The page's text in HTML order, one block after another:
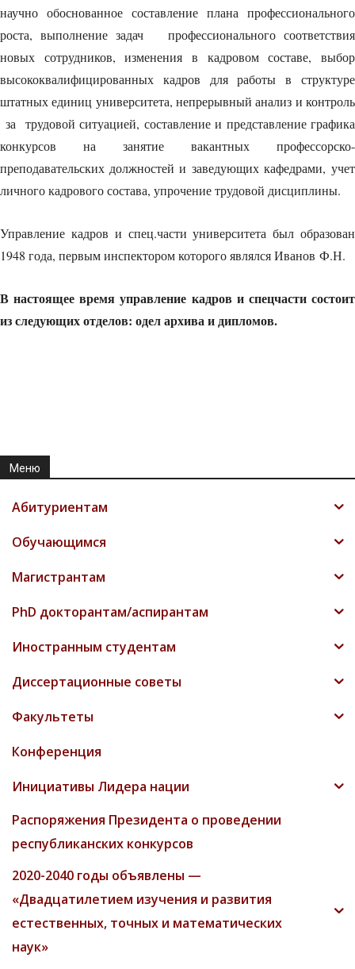
научно обоснованное составление плана профессионального
роста, выполнение задач профессионального соответствия
новых сотрудников, изменения в кадровом составе, выбор
высококвалифицированных кадров для работы в структуре
штатных единиц университета, непрерывный анализ и контроль
за трудовой ситуацией, составление и представление графика
конкурсов на занятие вакантных профессорско-
преподавательских должностей и заведующих кафедрами, учет
личного кадрового состава, упрочение трудовой дисциплины.
Управление кадров и спец.части университета был образован
1948 года, первым инспектором которого являлся Иванов Ф.Н.
В настоящее время управление кадров и спецчасти состоит
из следующих отделов: одел архива и дипломов.
Меню
Абитуриентам
Обучающимся
Магистрантам
PhD докторантам/аспирантам
Иностранным студентам
Диссертационные советы
Факультеты
Конференция
Инициативы Лидера нации
Распоряжения Президента о проведении
республиканских конкурсов
2020-2040 годы объявлены —
«Двадцатилетием изучения и развития
естественных, точных и математических
наук»